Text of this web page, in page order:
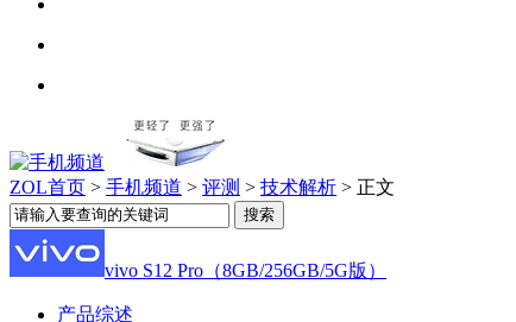
ZOL首页 > 手机频道 > 评测 > 技术解析 > 正文
vivo S12 Pro（8GB/256GB/5G版）
产品综述